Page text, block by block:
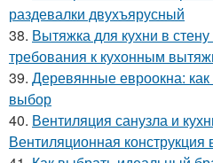
раздевалки двухъярусный
38. Вытяжка для кухни в
требования к кухонным
39. Деревянные евроокна:
выбор
40. Вентиляция санузла и
Вентиляционная конструкция